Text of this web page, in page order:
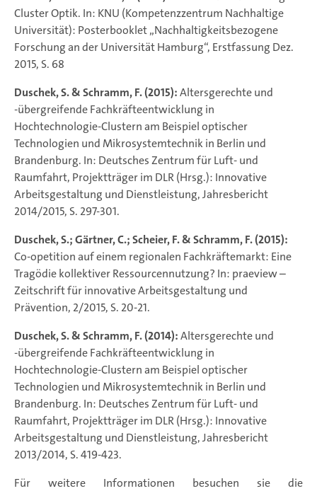
Cluster Optik. In: KNU (Kompetenzzentrum Nachhaltige
Universität): Posterbooklet „Nachhaltigkeitsbezogene
Forschung an der Universität Hamburg“, Erstfassung Dez.
2015, S. 68
Duschek, S. & Schramm, F. (2015):Altersgerechte und
-übergreifende Fachkräfteentwicklung in
Hochtechnologie-Clustern am Beispiel optischer
Technologien und Mikrosystemtechnik in Berlin und
Brandenburg. In: Deutsches Zentrum für Luft- und
Raumfahrt, Projektträger im DLR (Hrsg.): Innovative
Arbeitsgestaltung und Dienstleistung, Jahresbericht
2014/2015, S. 297-301.
Duschek, S.; Gärtner, C.; Scheier, F. & Schramm, F. (2015):
Co-opetition auf einem regionalen Fachkräftemarkt: Eine
Tragödie kollektiver Ressourcennutzung? In: praeview –
Zeitschrift für innovative Arbeitsgestaltung und
Prävention, 2/2015, S. 20-21.
Duschek, S. & Schramm, F. (2014):Altersgerechte und
-übergreifende Fachkräfteentwicklung in
Hochtechnologie-Clustern am Beispiel optischer
Technologien und Mikrosystemtechnik in Berlin und
Brandenburg. In: Deutsches Zentrum für Luft- und
Raumfahrt, Projektträger im DLR (Hrsg.): Innovative
Arbeitsgestaltung und Dienstleistung, Jahresbericht
2013/2014, S. 419-423.
Für weitere Informationen besuchen sie die